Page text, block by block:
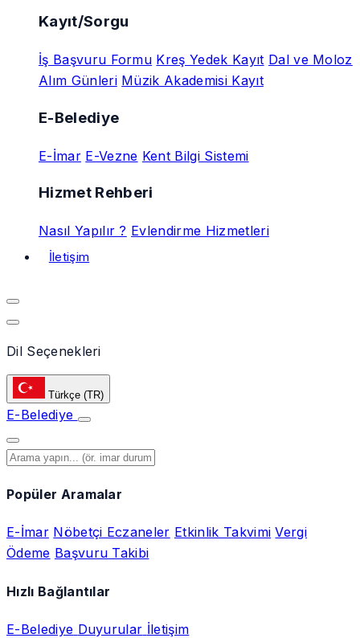
Kayıt/Sorgu
İş Başvuru Formu Kreş Yedek Kayıt Dal ve Moloz
Alım Günleri Müzik Akademisi Kayıt
E-Belediye
E-İmar E-Vezne Kent Bilgi Sistemi
Hizmet Rehberi
Nasıl Yapılır ? Evlendirme Hizmetleri
İletişim
Dil Seçenekleri
Türkçe (TR)
E-Belediye
Popüler Aramalar
E-İmar Nöbetçi Eczaneler Etkinlik Takvimi Vergi
Ödeme Başvuru Takibi
Hızlı Bağlantılar
E-Belediye Duyurular İletişim